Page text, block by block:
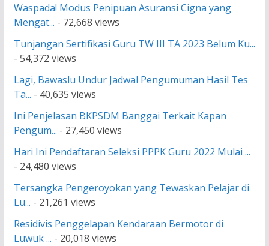
Waspada! Modus Penipuan Asuransi Cigna yang
Mengat... - 72,668 views
Tunjangan Sertifikasi Guru TW III TA 2023 Belum Ku...
- 54,372 views
Lagi, Bawaslu Undur Jadwal Pengumuman Hasil Tes
Ta... - 40,635 views
Ini Penjelasan BKPSDM Banggai Terkait Kapan
Pengum... - 27,450 views
Hari Ini Pendaftaran Seleksi PPPK Guru 2022 Mulai ...
- 24,480 views
Tersangka Pengeroyokan yang Tewaskan Pelajar di
Lu... - 21,261 views
Residivis Penggelapan Kendaraan Bermotor di
Luwuk ... - 20,018 views